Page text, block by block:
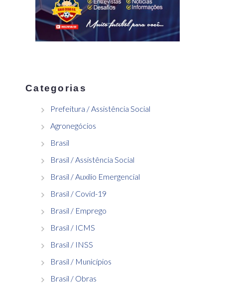
Categorias
Prefeitura / Assistência Social
Agronegócios
Brasil
Brasil / Assistência Social
Brasil / Auxílio Emergencial
Brasil / Covid-19
Brasil / Emprego
Brasil / ICMS
Brasil / INSS
Brasil / Municípios
Brasil / Obras